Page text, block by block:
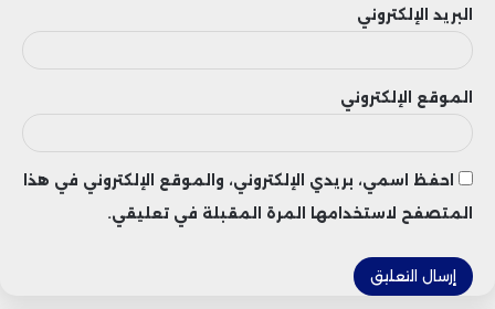
تنظيمي أكثر وضوحًا قد يسرع تبني تطبيقات
العقود الذكية ويوسع استخدام الأصول
الرقمية في قطاعات المدفوعات والخدمات
المالية.
على إيثريوم أصبحت تعالج بالفعل معاملات
البريد الإلكتروني
الموقع الإلكتروني
احفظ اسمي، بريدي الإلكتروني، والموقع الإلكتروني في هذا
المتصفح لاستخدامها المرة المقبلة في تعليقي.